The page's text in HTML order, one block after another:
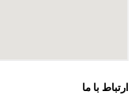
ارتباط با ما